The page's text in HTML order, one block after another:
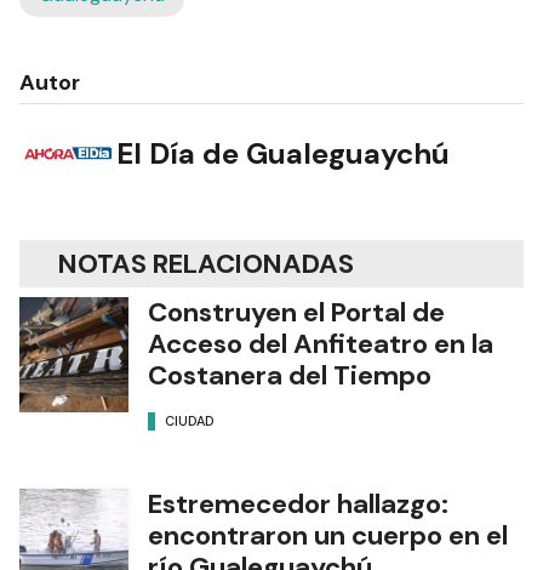
Autor
El Día de Gualeguaychú
NOTAS RELACIONADAS
Construyen el Portal de
Acceso del Anfiteatro en la
Costanera del Tiempo
CIUDAD
Estremecedor hallazgo:
encontraron un cuerpo en el